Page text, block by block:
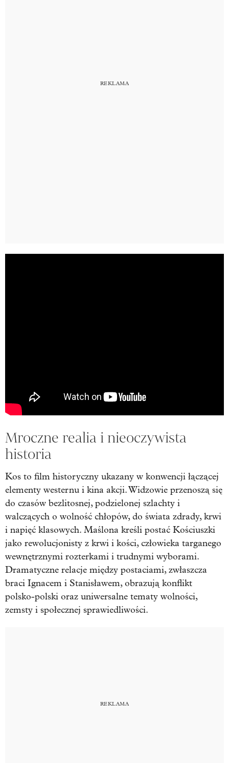
Mroczne realia i nieoczywista
historia
Kos to film historyczny ukazany w konwencji łączącej
elementy westernu i kina akcji. Widzowie przenoszą się
do czasów bezlitosnej, podzielonej szlachty i
walczących o wolność chłopów, do świata zdrady, krwi
i napięć klasowych. Maślona kreśli postać Kościuszki
jako rewolucjonisty z krwi i kości, człowieka targanego
wewnętrznymi rozterkami i trudnymi wyborami.
Dramatyczne relacje między postaciami, zwłaszcza
braci Ignacem i Stanisławem, obrazują konflikt
polsko-polski oraz uniwersalne tematy wolności,
zemsty i społecznej sprawiedliwości.